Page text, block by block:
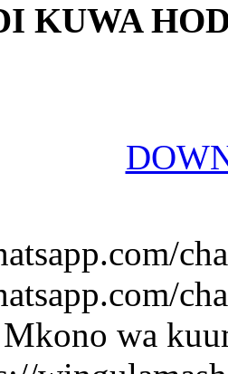
KUWA
wa